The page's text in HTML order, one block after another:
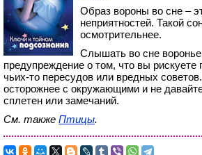
Образ вороны во сне –
неприятностей. Такой
осмотрительнее.
Слышать во сне воронье
предупреждение о том, что вы рискуете
чьих-то пересудов или вредных
осторожнее с окружающими и не
сплетен или замечаний.
См. также Птицы.